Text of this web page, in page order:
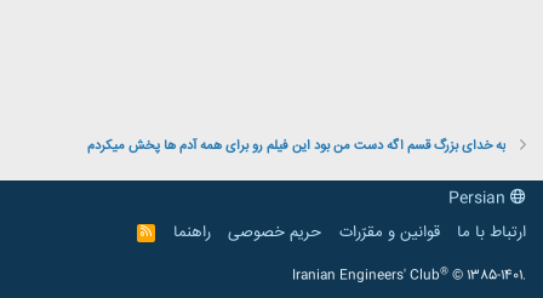
به خدای بزرگ قسم اگه دست من بود این فیلم رو برای همه آدم ها پخش میکردم
ارتباط با ما
قوانین و مقرّرات حریم خصوصی راهنما
R
S
Iranian Engineers' Club® © 1385-1401.